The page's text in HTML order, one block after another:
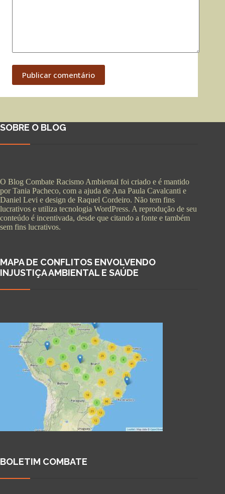
Publicar comentário
SOBRE O BLOG
O Blog Combate Racismo Ambiental foi criado e é mantido
por Tania Pacheco, com a ajuda de Ana Paula Cavalcanti e
Daniel Levi e design de Raquel Cordeiro. Não tem fins
lucrativos e utiliza tecnologia WordPress. A reprodução de seu
conteúdo é incentivada, desde que citando a fonte e também
sem fins lucrativos.
MAPA DE CONFLITOS ENVOLVENDO
INJUSTIÇA AMBIENTAL E SAÚDE
BOLETIM COMBATE